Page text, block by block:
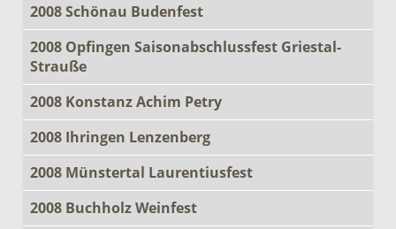
2008 Schönau Budenfest
2008 Opfingen Saisonabschlussfest Griestal-
Strauße
2008 Konstanz Achim Petry
2008 Ihringen Lenzenberg
2008 Münstertal Laurentiusfest
2008 Buchholz Weinfest